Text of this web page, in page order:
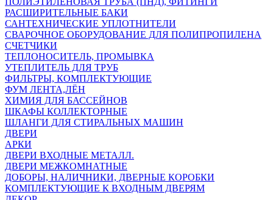
РАСШИРИТЕЛЬНЫЕ БАКИ
САНТЕХНИЧЕСКИЕ УПЛОТНИТЕЛИ
СВАРОЧНОЕ ОБОРУДОВАНИЕ ДЛЯ ПОЛИПРОПИЛЕНА
СЧЕТЧИКИ
ТЕПЛОНОСИТЕЛЬ, ПРОМЫВКА
УТЕПЛИТЕЛЬ ДЛЯ ТРУБ
ФИЛЬТРЫ, КОМПЛЕКТУЮЩИЕ
ФУМ ЛЕНТА,ЛЁН
ХИМИЯ ДЛЯ БАССЕЙНОВ
ШКАФЫ КОЛЛЕКТОРНЫЕ
ШЛАНГИ ДЛЯ СТИРАЛЬНЫХ МАШИН
ДВЕРИ
АРКИ
ДВЕРИ ВХОДНЫЕ МЕТАЛЛ.
ДВЕРИ МЕЖКОМНАТНЫЕ
ДОБОРЫ, НАЛИЧНИКИ, ДВЕРНЫЕ КОРОБКИ
КОМПЛЕКТУЮЩИЕ К ВХОДНЫМ ДВЕРЯМ